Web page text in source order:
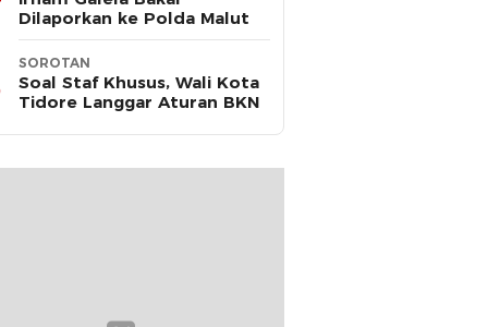
Dilaporkan ke Polda Malut
SOROTAN
Soal Staf Khusus, Wali Kota
Tidore Langgar Aturan BKN